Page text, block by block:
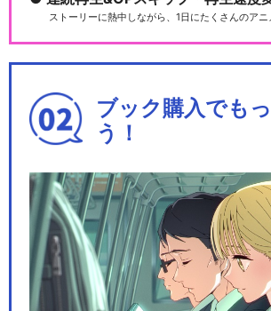
ストーリーに熱中しながら、1日にたくさんのア
ブック購入でも
う！